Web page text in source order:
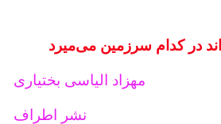
در کدام سرزمین می‌میرد
مهزاد الیاسی بختیاری
نشر اطراف